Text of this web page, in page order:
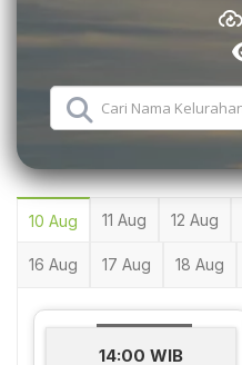
10 Aug 11 Aug 12 Aug
16 Aug 17 Aug 18 Aug
14:00 WIB